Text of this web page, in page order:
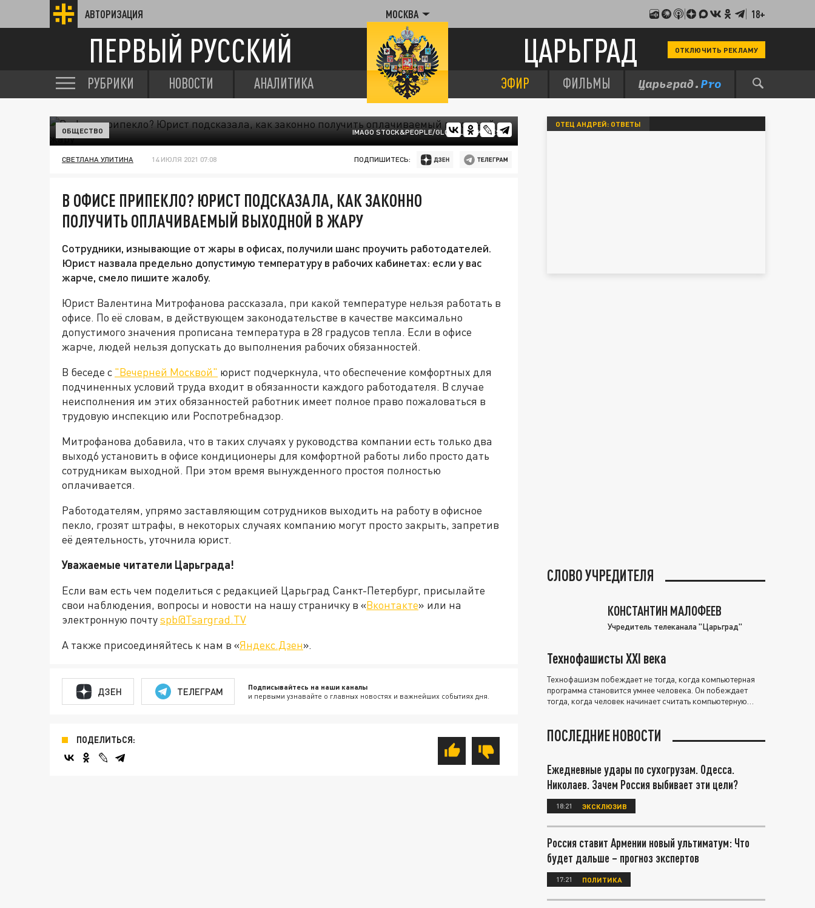
АВТОРИЗАЦИЯ МОСКВА 18+
ПЕРВЫЙ РУССКИЙ ЦАРЬГРАД ОТКЛЮЧИТЬ РЕКЛАМУ
РУБРИКИ НОВОСТИ АНАЛИТИКА ЭФИР ФИЛЬМЫ
IMAGO STOCK&PEOPLE/GLOBALLOOKPRESS
ОБЩЕСТВО
СВЕТЛАНА УЛИТИНА 14 ИЮЛЯ 2021 07:08 ПОДПИШИТЕСЬ:
В ОФИСЕ ПРИПЕКЛО? ЮРИСТ ПОДСКАЗАЛА, КАК ЗАКОННО
ПОЛУЧИТЬ ОПЛАЧИВАЕМЫЙ ВЫХОДНОЙ В ЖАРУ
Сотрудники, изнывающие от жары в офисах, получили шанс проучить работодателей.
Юрист назвала предельно допустимую температуру в рабочих кабинетах: если у вас
жарче, смело пишите жалобу.
Юрист Валентина Митрофанова рассказала, при какой температуре нельзя работать в
офисе. По её словам, в действующем законодательстве в качестве максимально
допустимого значения прописана температура в 28 градусов тепла. Если в офисе
жарче, людей нельзя допускать до выполнения рабочих обязанностей.
В беседе с "Вечерней Москвой" юрист подчеркнула, что обеспечение комфортных для
подчиненных условий труда входит в обязанности каждого работодателя. В случае
неисполнения им этих обязанностей работник имеет полное право пожаловаться в
трудовую инспекцию или Роспотребнадзор.
Митрофанова добавила, что в таких случаях у руководства компании есть только два
выход6 установить в офисе кондиционеры для комфортной работы либо просто дать
сотрудникам выходной. При этом время вынужденного простоя полностью
оплачивается.
Работодателям, упрямо заставляющим сотрудников выходить на работу в офисное
пекло, грозят штрафы, в некоторых случаях компанию могут просто закрыть, запретив
её деятельность, уточнила юрист.
Уважаемые читатели Царьграда!
Если вам есть чем поделиться с редакцией Царьград Санкт-Петербург, присылайте
свои наблюдения, вопросы и новости на нашу страничку в «Вконтакте» или на
электронную почтуspb@Tsargrad.TV
А также присоединяйтесь к нам в «Яндекс.Дзен».
ДЗЕН ТЕЛЕГРАМ Подписывайтесь на наши каналы
и первыми узнавайте о главных новостях и важнейших событиях дня.
ПОДЕЛИТЬСЯ:
ОТЕЦ АНДРЕЙ: ОТВЕТЫ
СЛОВО УЧРЕДИТЕЛЯ
КОНСТАНТИН МАЛОФЕЕВ
Учредитель телеканала "Царьград"
Технофашисты XXI века
Технофашизм побеждает не тогда, когда компьютерная
программа становится умнее человека. Он побеждает
тогда, когда человек начинает считать компьютерную
ПОСЛЕДНИЕ НОВОСТИ
Ежедневные удары по сухогрузам. Одесса.
Николаев. Зачем Россия выбивает эти цели?
18:21 ЭКСКЛЮЗИВ
Россия ставит Армении новый ультиматум: Что
будет дальше – прогноз экспертов
17:21 ПОЛИТИКА